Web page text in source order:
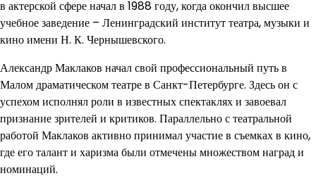
в актерской сфере начал в 1988 году, когда окончил высшее
учебное заведение – Ленинградский институт театра, музыки и
кино имени Н. К. Чернышевского.
Александр Маклаков начал свой профессиональный путь в
Малом драматическом театре в Санкт-Петербурге. Здесь он с
успехом исполнял роли в известных спектаклях и завоевал
признание зрителей и критиков. Параллельно с театральной
работой Маклаков активно принимал участие в съемках в кино,
где его талант и харизма были отмечены множеством наград и
номинаций.